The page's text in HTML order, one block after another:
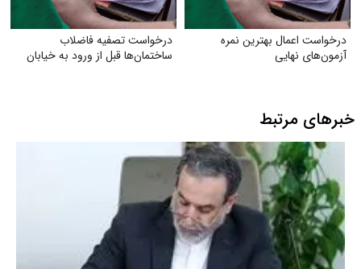
درخواست اعمال بهترین نمره
آزمون‌های نهایی
درخواست تصفیه فاضلاب
ساختمان‌ها قبل از ورود به خیابان
خبرهای مرتبط